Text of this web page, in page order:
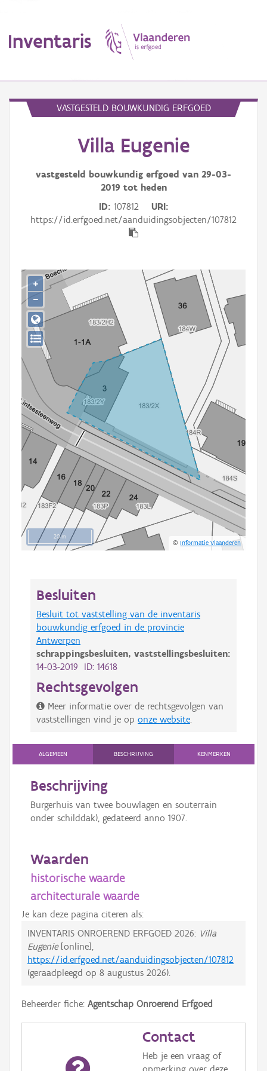
Inventaris
Aanduidingsobject
Thema
Persoon of collectief
Downloads
Hergebruik
Aanmelden
VASTGESTELD BOUWKUNDIG ERFGOED
Villa Eugenie
vastgesteld bouwkundig erfgoed van 29-03-
2019 tot heden
ID 107812
URI
https://id.erfgoed.net/aanduidingsobjecten/107812
20 m
©Informatie Vlaanderen
+
−
Besluiten
Besluit tot vaststelling van de inventaris
bouwkundig erfgoed in de provincie
Antwerpen
schrappingsbesluiten, vaststellingsbesluiten:
14-03-2019 ID: 14618
Rechtsgevolgen
Meer informatie over de rechtsgevolgen van
vaststellingen vind je op onze website
ALGEMEEN BESCHRIJVING KENMERKEN
Beschrijving
Burgerhuis van twee bouwlagen en souterrain
onder schilddak), gedateerd anno 1907.
Waarden
historische waarde
architecturale waarde
Je kan deze pagina citeren als:
INVENTARIS ONROEREND ERFGOED 2026: Villa
Eugenie[online],
https://id.erfgoed.net/aanduidingsobjecten/107812
(geraadpleegd op 8 augustus 2026).
Beheerder fiche: Agentschap Onroerend Erfgoed
Contact
Heb je een vraag of